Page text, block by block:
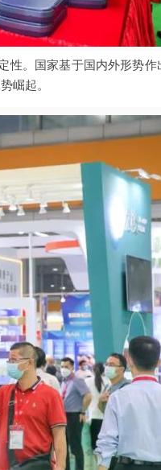
性。国家基于国内外形势作
崛起。